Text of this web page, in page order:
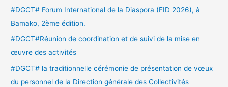
r
#DGCT# Forum International de la Diaspora (FID 2026), à
Bamako, 2ème édition.
#DGCT#Réunion de coordination et de suivi de la mise en
œuvre des activités
#DGCT# la traditionnelle cérémonie de présentation de vœux
du personnel de la Direction générale des Collectivités